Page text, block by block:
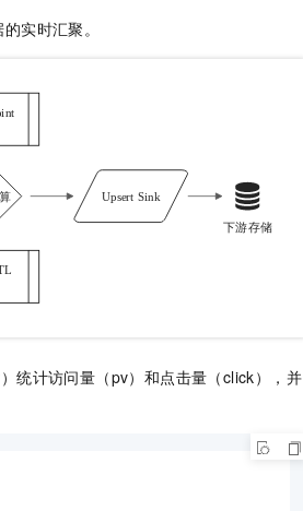
实时汇聚。
统计访问量（pv）和点击量（click），并